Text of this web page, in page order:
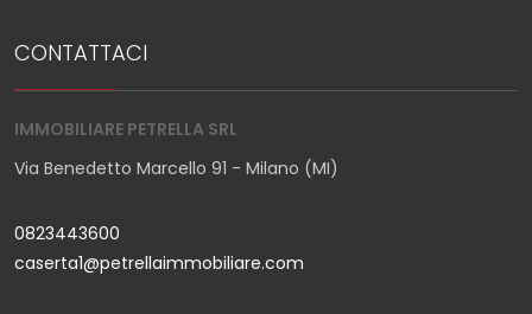
CONTATTACI
IMMOBILIARE PETRELLA SRL
Via Benedetto Marcello 91 - Milano (MI)
0823443600
caserta1@petrellaimmobiliare.com